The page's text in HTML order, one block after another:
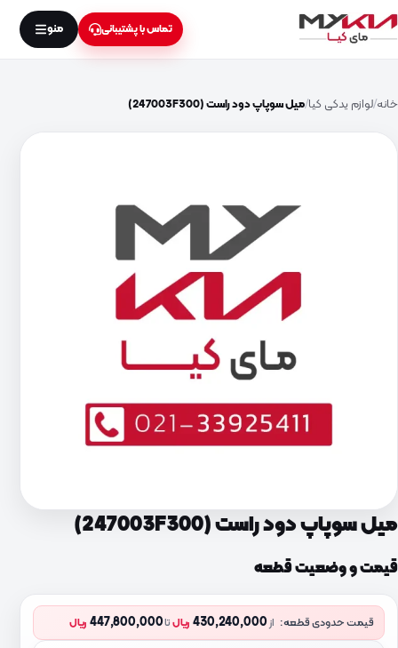
تماس با پشتیبانی منو
خانه لوازم یدکی کیا میل سوپاپ دود راست (247003F300)
میل سوپاپ دود راست (247003F300)
قیمت و وضعیت قطعه
قیمت حدودی قطعه: از430,240,000 ریالتا447,800,000 ریال